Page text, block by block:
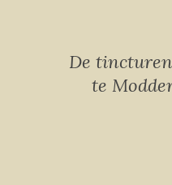
De
te